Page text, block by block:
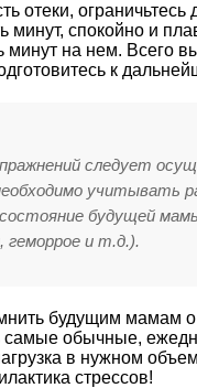
отеки,
минут, спокойно и
на нем. Всего
к
следует
учитывать
будущей
и т.д.).
будущим мамам
самые обычные,
в нужном
стрессов!